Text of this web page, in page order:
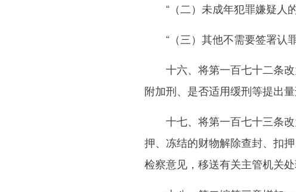
“（二）未成年犯罪嫌疑人的
“（三）其他不需要签署认
十六、将第一百七十二条改
附加刑、是否适用缓刑等提出
十七、将第一百七十三条改
押、冻结的财物解除查封、扣
检察意见，移送有关主管机关